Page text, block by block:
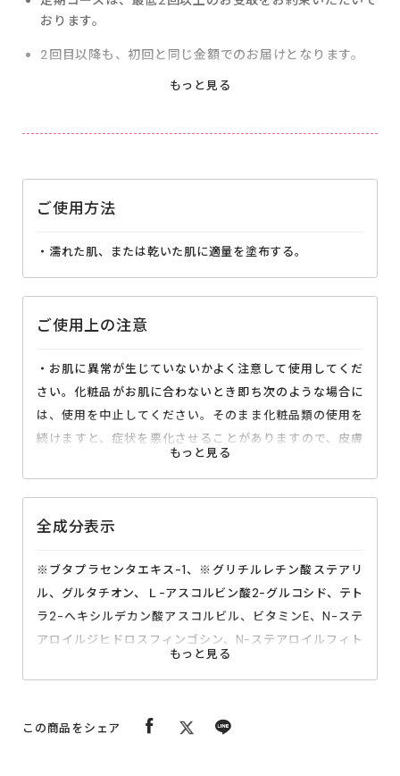
おります。
2回目以降も、初回と同じ金額でのお届けとなります。
2回目以降のお届けサイクルは30日、45日、60日から
お届け予定日の10日前までにご変更ください。
ご使用方法
・濡れた肌、または乾いた肌に適量を塗布する。
ご使用上の注意
・お肌に異常が生じていないかよく注意して使用してくだ
さい。化粧品がお肌に合わないとき即ち次のような場合に
は、使用を中止してください。そのまま化粧品類の使用を
続けますと、症状を悪化させることがありますので、皮膚
科専門医等にご相談されることをおすすめします。
（２）使用したお肌に、直射日光があたって上記のような
・傷やはれもの、しっしん等、異常のある部位にはお使い
にならないでください。
・目に入ったときは、すぐに水またはぬるま湯で洗い流し
てください。
幼児の手の届かない所に保管してください。
全成分表示
※ブタプラセンタエキス-1、※グリチルレチン酸ステアリ
ル、グルタチオン、Ｌ-アスコルビン酸2-グルコシド、テト
ラ2-へキシルデカン酸アスコルビル、ビタミンE、N-ステ
アロイルジヒドロスフィンゴシン、N-ステアロイルフィト
スフィンゴシン、グルコシルヘスペリジン、水溶性コラー
豆エキス、親水性乳酸菌発酵米・P、ヒドロキシステアリ
この商品をシェア